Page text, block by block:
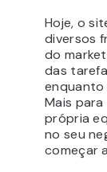
Hoje, o
diversos
do
das
enquanto
Mais
própria
no seu
começar